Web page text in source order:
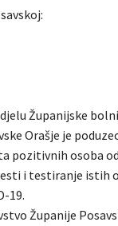
Županijske
Orašje je
pozitivnih osoba
i testiranje istih
19.
Županije